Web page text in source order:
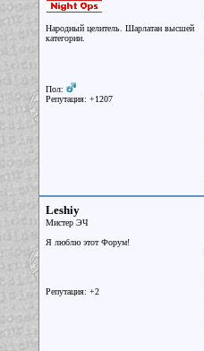
Народный целитель. Шарлатан высшей
категории.
Пол:
Репутация: +1207
Leshiy
Мистер ЭЧ
Я люблю этот Форум!
Репутация: +2